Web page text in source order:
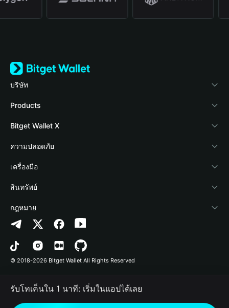
บริษัท
เกี่ยวกับ Bitget Wallet
Blog
Academy
ข่าวสารด้านคริปโต
ศูนย์ช่วยเหลือ
ติดต่อเรา
ทรัพยากรข้อมูลของแบรนด์
อาชีพ
Products
Crypto Card
Stablecoin Earn
Payfi Crypto
Crypto Swap API
Altcoin Season Index
Prediction Markets
DApp
RWA
Bitget Wallet X
นักพัฒนา
เชื่อมต่อ Wallet
Bitget Wallet Pay
ลิสต์โปรเจกต์
ความปลอดภัย
Protection Fund
เทคโนโลยีความปลอดภัย
เครื่องมือ
ซื้อคริปโต
การตรวจจับการอนุญาต
การตรวจจับสัญญา
การโอนเป็นชุด
สินทรัพย์
Arbitrum
Avalanche
Bitcoin
Polygon
กฎหมาย
นโยบายความเป็นส่วนตัว
ข้อตกลงในการใช้บริการ
© 2018-2026 Bitget Wallet All Rights Reserved
รับโทเค็นใน 1 นาที: เริ่มในแอปได้เลย